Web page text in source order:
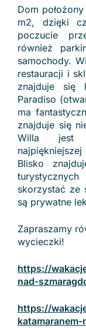
Dom
m2, dzięki
poczucie
również
samochody.
restauracji i
znajduje się
Paradiso
ma
znajduje się
Willa jest
Blisko
skorzystać ze
są prywatne
Zapraszamy
wycieczki!
https://
nad-
https://